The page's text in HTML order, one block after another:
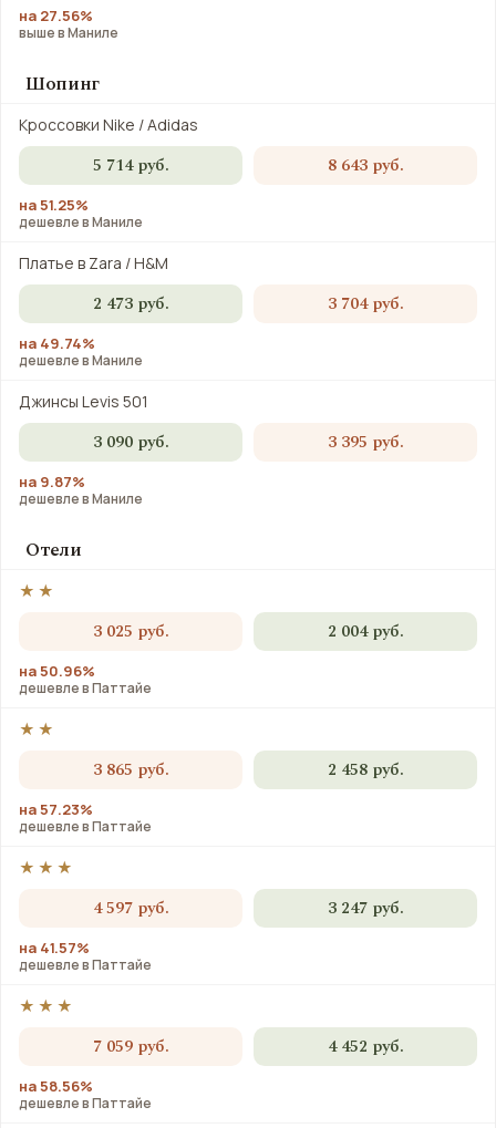
на 27.56%
выше в Маниле
Шопинг
Кроссовки Nike / Adidas
5 714 руб. 8 643 руб.
на 51.25%
дешевле в Маниле
Платье в Zara / H&M
2 473 руб. 3 704 руб.
на 49.74%
дешевле в Маниле
Джинсы Levis 501
3 090 руб. 3 395 руб.
на 9.87%
дешевле в Маниле
Отели
★★
3 025 руб. 2 004 руб.
на 50.96%
дешевле в Паттайе
★★
3 865 руб. 2 458 руб.
на 57.23%
дешевле в Паттайе
★★★
4 597 руб. 3 247 руб.
на 41.57%
дешевле в Паттайе
★★★
7 059 руб. 4 452 руб.
на 58.56%
дешевле в Паттайе